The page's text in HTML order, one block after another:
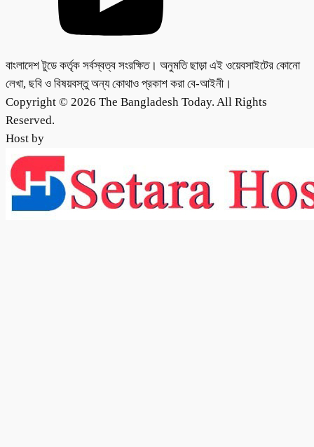
বাংলাদেশ টুডে কর্তৃক সর্বস্বত্ব সংরক্ষিত। অনুমতি ছাড়া এই ওয়েবসাইটের কোনো
লেখা, ছবি ও বিষয়বস্তু অন্য কোথাও প্রকাশ করা বে-আইনী।
Copyright © 2026 The Bangladesh Today. All Rights
Reserved.
Host by